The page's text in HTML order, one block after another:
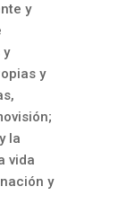
y
y
la
vida
y